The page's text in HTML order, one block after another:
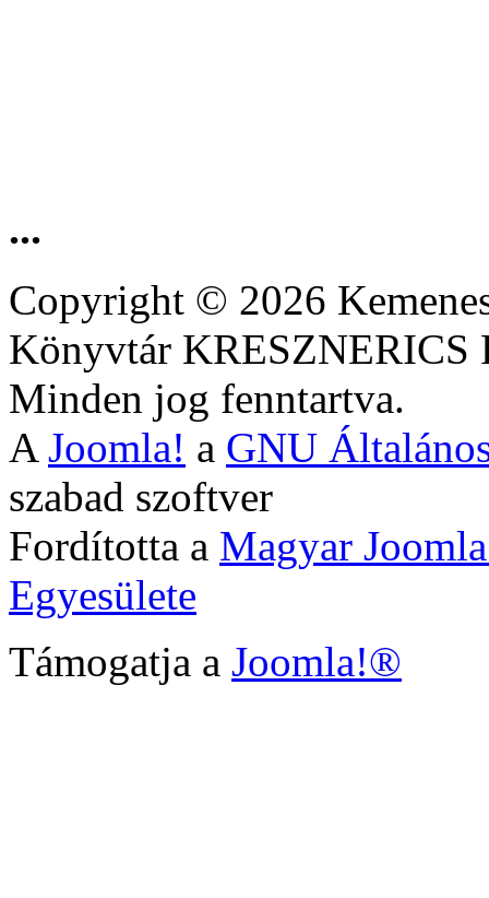
...
Copyright © 2026
Könyvtár
Minden jog fenntartva.
A Joomla! a GNU
szabad szoftver
Fordította a Magyar
Egyesülete
Támogatja a Joomla!®